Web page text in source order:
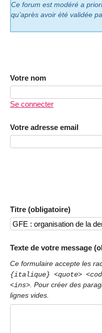
Ce forum est modéré a
qu’après avoir été validée
Votre nom
Se connecter
Votre adresse email
Titre (obligatoire)
Texte de votre message
Ce formulaire accepte les
{italique} <quote>
<ins> . Pour créer des
lignes vides.